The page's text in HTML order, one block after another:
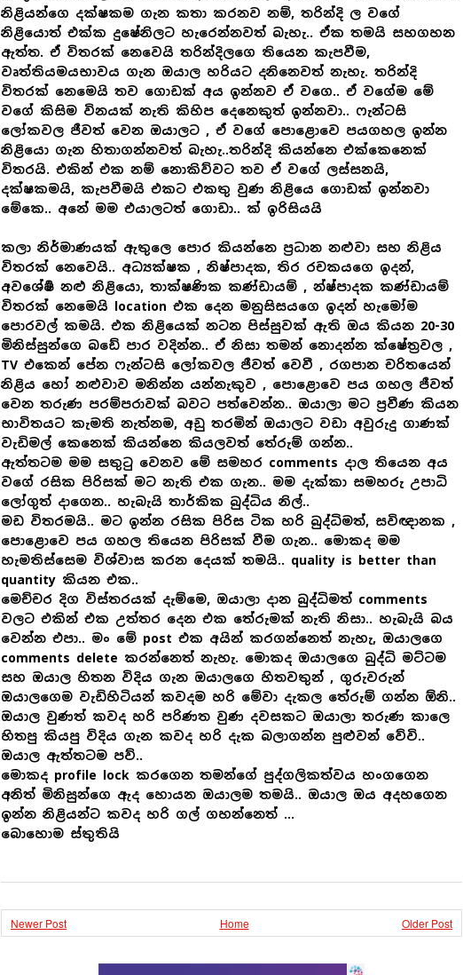
නිළියන්ගෙ දක්ෂකම ගැන කතා කරනව නම්, තරින්දි ල වගේ
නිළියොත් එක්ක දුෂේනිලට හැරෙන්නවත් බැහැ.. ඒක තමයි සහගහන
ඇත්ත. ඒ විතරක් නෙවෙයි තරින්දිලගෙ තියෙන කැපවීම,
වෘත්තියමයභාවය ගැන ඔයාල හරියට දනිනෙවත් නැහැ. තරින්දි
විතරක් නෙමෙයි තව ගොඩක් අය ඉන්නව ඒ වගෙ.. ඒ වගේම මේ
වගේ කිසිම විනයක් නැති කිහිප දෙනෙකුත් ඉන්නවා.. ෆැන්ටසි
ලෝකවල ජීවත් වෙන ඔයාලට , ඒ වගේ පොළොවෙ පයගහල ඉන්න
නිළියො ගැන හිතාගන්නවත් බැහැ..තරින්දි කියන්නෙ එක්කෙනෙක්
විතරයි. එකින් එක නම් නොකිව්වට තව ඒ වගේ ලස්සනයි,
දක්ෂකමයි, කැපවීමයි එකට එකතු වුණ නිළියෙ ගොඩක් ඉන්නවා
මේකෙ.. අනේ මම එයාලටත් ගොඩා.. ක් ඉරිසියයි
කලා නිර්මාණයක් ඇතුලෙ පොර කියන්නෙ ප්‍රධාන නළුවා සහ නිළිය
විතරක් නෙවෙයි.. අධ්‍යක්ෂක , නිෂ්පාදක, තිර රචකයගෙ ඉදන්,
අවශේර්‍ෂ නළු නිළියො, තාක්ෂණික කණ්ඩායම් , න්ෂ්පාදක කණ්ඩායම්
විතරක් නෙමෙයි location එක දෙන මනුසිසයගෙ ඉදන් හැමෝම
පොරවල් කමයි. එක නිළියෙක් නටන පිස්සුවක් ඇති ඔය කියන 20-30
මිනිස්සුන්ගෙ බඩේ පාර වදින්න.. ඒ නිසා තමන් නොදන්න ක්ෂේත්‍රවල ,
TV එකෙන් පේන ෆැන්ටසි ලෝකවල ජීවත් වෙවී , රගපාන චරිතයෙන්
නිළිය හෝ නළුවාව මනින්න යන්නැකුව , පොළොවෙ පය ගහල ජීවත්
වෙන තරුණ පරම්පරාවක් බවට පත්වෙන්න.. ඔයාලා මට ප්‍රවීණ කියන
භාවිතයට කැමති නැත්නම, අඩු තරමින් ඔයාලට වඩා අවුරුදු ගාණක්
වැඩිමල් කෙනෙක් කියන්නෙ කියලවත් තේරුම් ගන්න..
ඇත්තටම මම සතුටු වෙනව මේ සමහර comments දාල තියෙන අය
වගේ රසික පිරිසක් මට නැති එක ගැන.. මම දැක්කා සමහරු උපාධි
ලෝගුත් දාගෙන.. හැබැයි තාර්කික බුද්ධිය නිල්..
මඩ විතරමයි.. මට ඉන්න රසික පිරිස ටික හරි බුද්ධිමත්, සවිඥානක ,
පොළොවෙ පය ගහල තියෙන පිරිසක් වීම ගැන.. මොකද මම
හැමතිස්සෙම විශ්වාස කරන දෙයක් තමයි.. quality is better than
quantity කියන එක..
මෙච්චර දිග විස්තරයක් දැම්මෙ, ඔයාලා දාන බුද්ධිමත් comments
වලට එකින් එක උත්තර දෙන එක තේරුමක් නැති නිසා.. හැබැයි බය
වෙන්න එපා.. මං මේ post එක අයින් කරගන්නෙත් නැහැ, ඔයාලගෙ
comments delete කරන්නෙත් නැහැ. මොකද ඔයාලගෙ බුද්ධි මට්ටම
සහ ඔයාල හිතන විදිය ගැන ඔයාලගෙ හිතවතුන් , ගුරුවරුන්
ඔයාලගෙම වැඩිහිටියන් කවදම හරි මේවා දැකල තේරුම් ගන්න ඕනි..
ඔයාල වුණත් කවද හරි පරිණත වුණ දවසකට ඔයාලා තරුණ කාලෙ
හිතපු කියපු විදිය ගැන කවද හරි දැක බලාගන්න පුළුවන් වේවි..
ඔයාල ඇත්තටම පව්..
මොකද profile lock කරගෙන තමන්ගේ පුද්ගලිකත්වය හංගගෙන
අනිත් මිනිසුන්ගෙ ඇද හොයන ඔයාලම තමයි.. ඔයාල ඔය අදහගෙන
ඉන්න නිළියන්ට කවද හරි ගල් ගහන්නෙත් …
බොහොම ස්තුතියි
Newer Post Older Post
Home